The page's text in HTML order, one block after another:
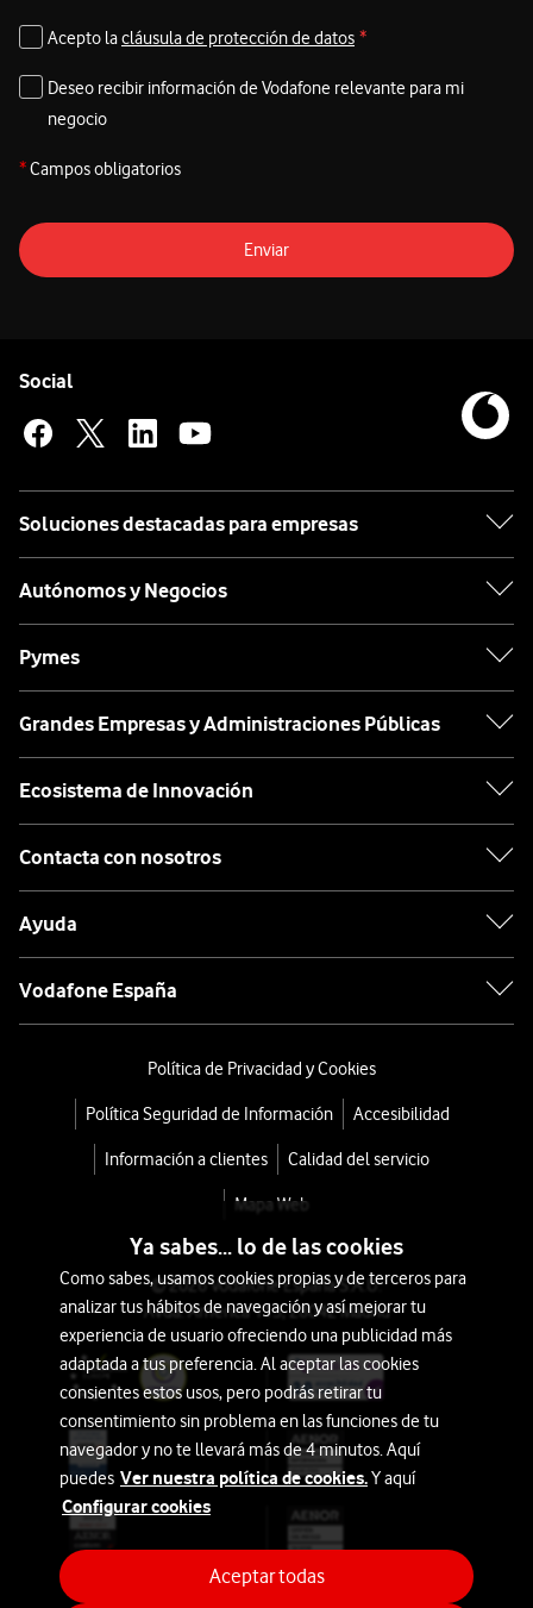
¿Necesitas información?
Te asesoramos
Acepto lacláusula de protección de datos *
Deseo recibir información de Vodafone relevante para mi
negocio
*Campos obligatorios
Enviar
Social
Soluciones destacadas para empresas
Autónomos y Negocios
Pymes
Grandes Empresas y Administraciones Públicas
Ecosistema de Innovación
Contacta con nosotros
Ayuda
Vodafone España
Política de Privacidad y Cookies
Política Seguridad de Información Accesibilidad
Información a clientes Calidad del servicio
Mapa Web
© 2026 Vodafone España S.A.U.
Avda. América 115, 28042 Madrid
Ya sabes... lo de las cookies
Como sabes, usamos cookies propias y de terceros para
analizar tus hábitos de navegación y así mejorar tu
experiencia de usuario ofreciendo una publicidad más
adaptada a tus preferencia. Al aceptar las cookies
consientes estos usos, pero podrás retirar tu
consentimiento sin problema en las funciones de tu
navegador y no te llevará más de 4 minutos. Aquí
puedes Ver nuestra política de cookies.Y aquí
Configurar cookies
Aceptar todas